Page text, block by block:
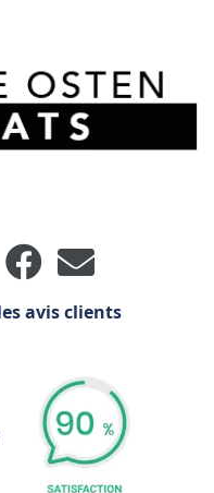
avis clients